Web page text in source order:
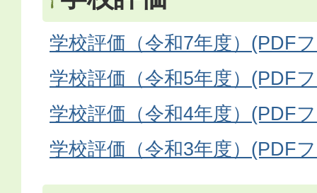
学校評価（令和7年度）(PDF
学校評価（令和5年度）(PDF
学校評価（令和4年度）(PDF
学校評価（令和3年度）(PDF